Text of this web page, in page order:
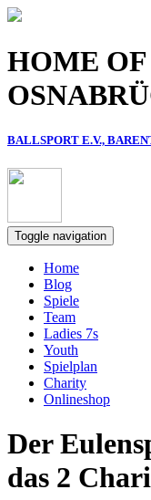
Direkt zum Inhalt
HOME
BALLSPORT E.V.,
Toggle navigation
Home
Blog
Spiele
Team
Ladies 7s
Youth
Spielplan
Charity
Onlineshop
Der
das 2